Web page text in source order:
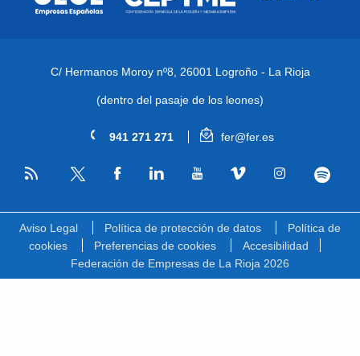
C/ Hermanos Moroy nº8, 26001 Logroño - La Rioja
(dentro del pasaje de los leones)
941 271 271 fer@fer.es
RSS
Aviso Legal Política de protección de datos
Política de
cookies
Preferencias de cookies
Accesibilidad
Federación de Empresas de La Rioja 2026